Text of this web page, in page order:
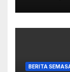
BERITA